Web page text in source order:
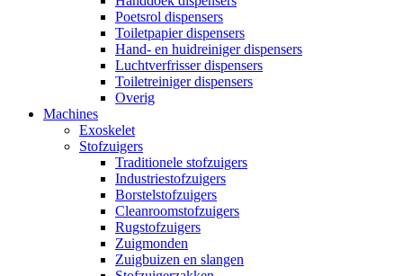
Poetsrol dispensers
Toiletpapier dispensers
Hand- en huidreiniger dispensers
Luchtverfrisser dispensers
Toiletreiniger dispensers
Overig
Machines
Exoskelet
Stofzuigers
Traditionele stofzuigers
Industriestofzuigers
Borstelstofzuigers
Cleanroomstofzuigers
Rugstofzuigers
Zuigmonden
Zuigbuizen en slangen